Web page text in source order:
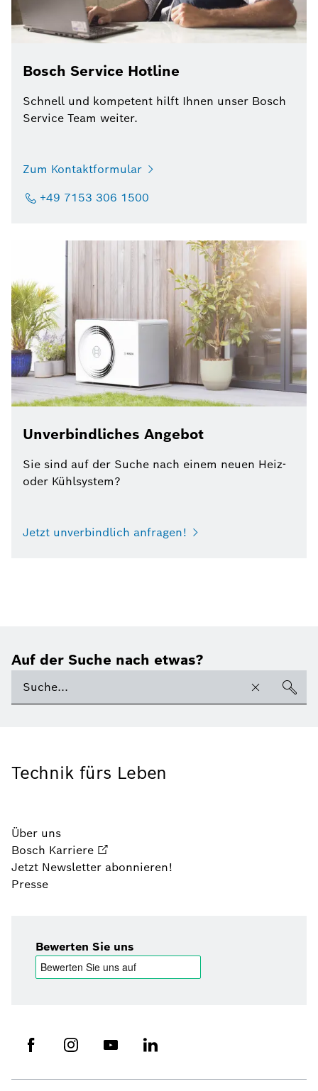
Bosch Service Hotline
Schnell und kompetent hilft Ihnen unser Bosch
Service Team weiter.
Zum Kontaktformular
+49 7153 306 1500
Unverbindliches Angebot
Sie sind auf der Suche nach einem neuen Heiz-
oder Kühlsystem?
Jetzt unverbindlich anfragen!
Auf der Suche nach etwas?
Technik fürs Leben
Über uns
Bosch Karriere
Jetzt Newsletter abonnieren!
Presse
Bewerten Sie uns